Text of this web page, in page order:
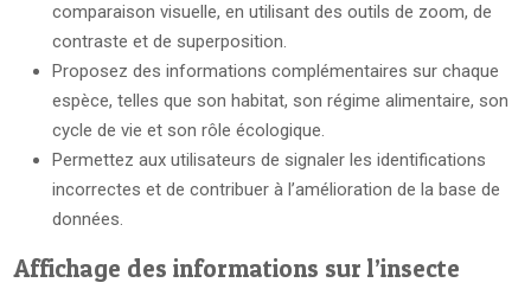
comparaison visuelle, en utilisant des outils de zoom, de
contraste et de superposition.
Proposez des informations complémentaires sur chaque
espèce, telles que son habitat, son régime alimentaire, son
cycle de vie et son rôle écologique.
Permettez aux utilisateurs de signaler les identifications
incorrectes et de contribuer à l’amélioration de la base de
données.
Affichage des informations sur l’insecte